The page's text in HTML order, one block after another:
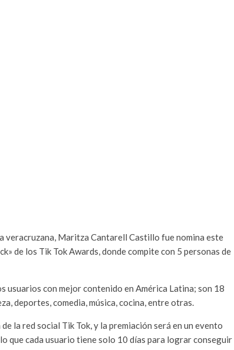
veracruzana, Maritza Cantarell Castillo fue nomina este
de los Tik Tok Awards, donde compite con 5 personas de
usuarios con mejor contenido en América Latina; son 18
deportes, comedia, música, cocina, entre otras.
la red social Tik Tok, y la premiación será en un evento
que cada usuario tiene solo 10 días para lograr conseguir